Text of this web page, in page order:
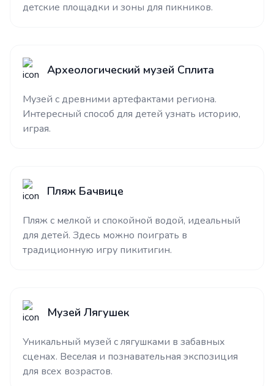
детские площадки и зоны для пикников.
Археологический музей Сплита
Музей с древними артефактами региона.
Интересный способ для детей узнать историю,
играя.
Пляж Бачвице
Пляж с мелкой и спокойной водой, идеальный
для детей. Здесь можно поиграть в
традиционную игру пикитигин.
Музей Лягушек
Уникальный музей с лягушками в забавных
сценах. Веселая и познавательная экспозиция
для всех возрастов.